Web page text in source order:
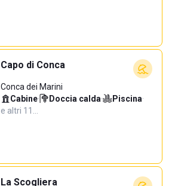
Capo di Conca
Conca dei Marini
Cabine· Doccia calda· Piscina·
e altri 11…
La Scogliera